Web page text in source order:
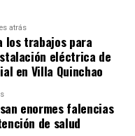
atrás
los trabajos para
eléctrica de
en Villa Quinchao
enormes falencias
de salud